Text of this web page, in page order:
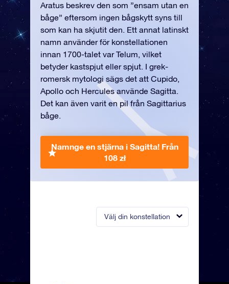
Välj din konstellation
Aratus beskrev den som ”ensam utan en
båge” eftersom ingen bågskytt syns till
som kan ha skjutit den. Ett annat latinskt
namn använder för konstellationen
innan 1700-talet var Telum, vilket
betyder kastspjut eller spjut. I grek-
romersk mytologi sägs det att Cupido,
Apollo och Hercules använde Sagitta.
Det kan även varit en pil från Sagittarius
båge.
Namnge en stjärna i Sagitta! Från
108 zł